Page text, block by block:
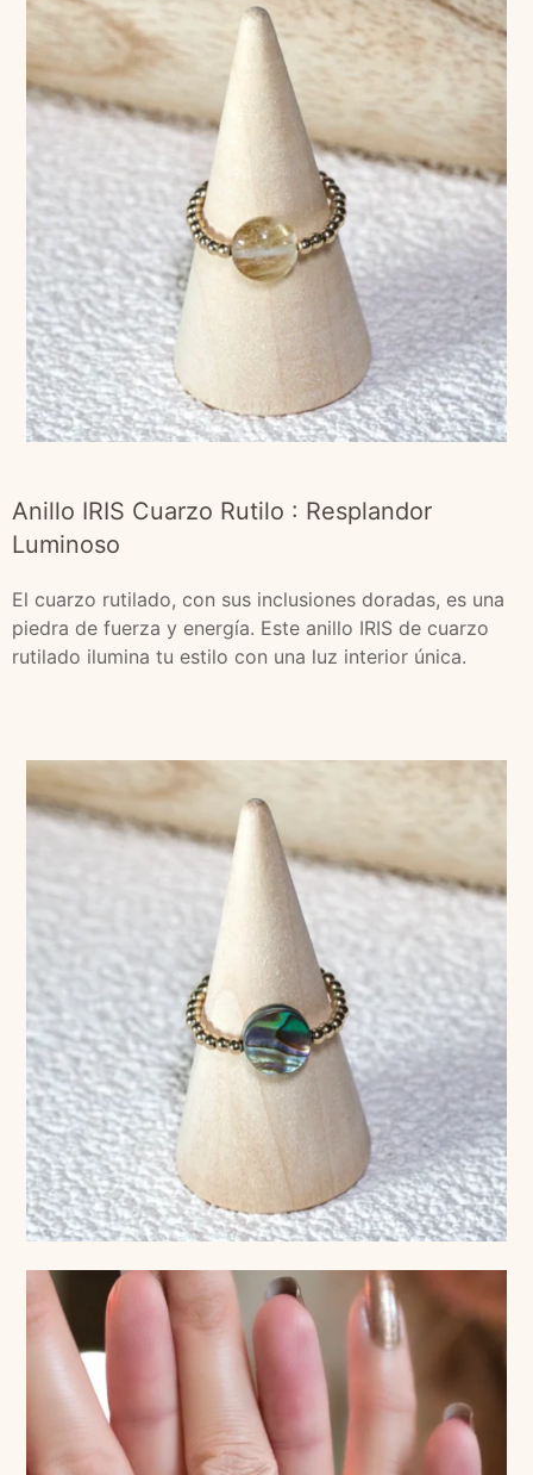
Anillo IRIS Cuarzo Rutilo : Resplandor
Luminoso
El cuarzo rutilado, con sus inclusiones doradas, es una
piedra de fuerza y energía. Este anillo IRIS de cuarzo
rutilado ilumina tu estilo con una luz interior única.